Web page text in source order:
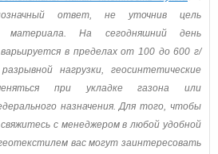
ответ, не уточнив цель
материала. На сегодняшний день
в пределах от 100 до 600 г/
нагрузки, геосинтетические
при укладке газона или
назначения. Для того, чтобы
с менеджером в любой удобной
вас могут заинтересовать